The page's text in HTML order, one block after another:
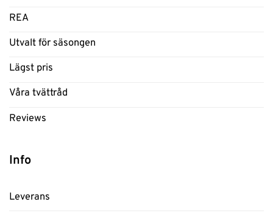
REA
Utvalt för säsongen
Lägst pris
Våra tvättråd
Reviews
Info
Leverans